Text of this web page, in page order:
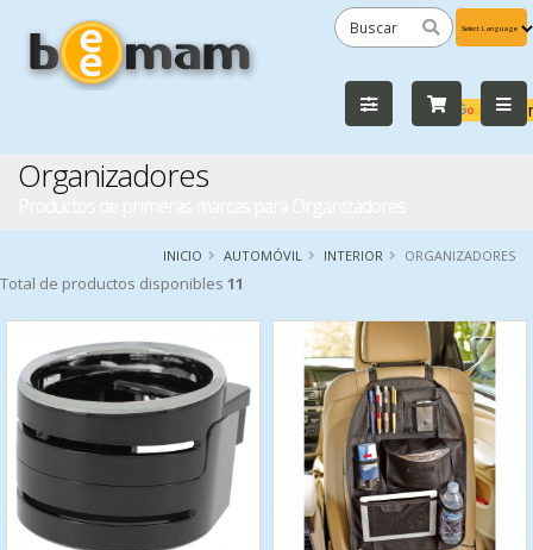
by
Organizadores
INICIO AUTOMÓVIL INTERIOR ORGANIZADORES
Total de productos disponibles 11